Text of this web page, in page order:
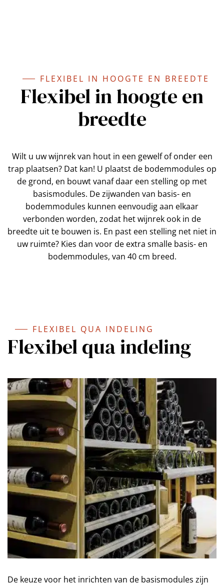
FLEXIBEL IN HOOGTE EN BREEDTE
Flexibel in hoogte en
breedte
Wilt u uw wijnrek van hout in een gewelf of onder een
trap plaatsen? Dat kan! U plaatst de bodemmodules op
de grond, en bouwt vanaf daar een stelling op met
basismodules. De zijwanden van basis- en
bodemmodules kunnen eenvoudig aan elkaar
verbonden worden, zodat het wijnrek ook in de
breedte uit te bouwen is. En past een stelling net niet in
uw ruimte? Kies dan voor de extra smalle basis- en
bodemmodules, van 40 cm breed.
FLEXIBEL QUA INDELING
Flexibel qua indeling
De keuze voor het inrichten van de basismodules zijn